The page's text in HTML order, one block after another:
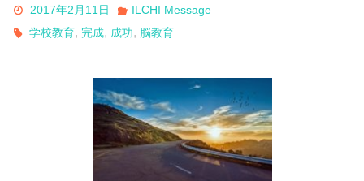
2017年2月11日
ILCHI Message
学校教育, 完成, 成功, 脳教育